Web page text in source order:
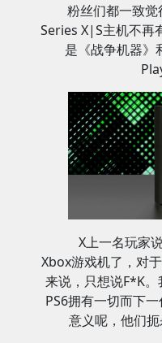
粉丝们都一致
Series X|S主机不再
是《战争机器》
X上一名玩家
Xbox游戏机了，对
来说，只想说F*K
PS6拥有一切而下
意义呢，他们